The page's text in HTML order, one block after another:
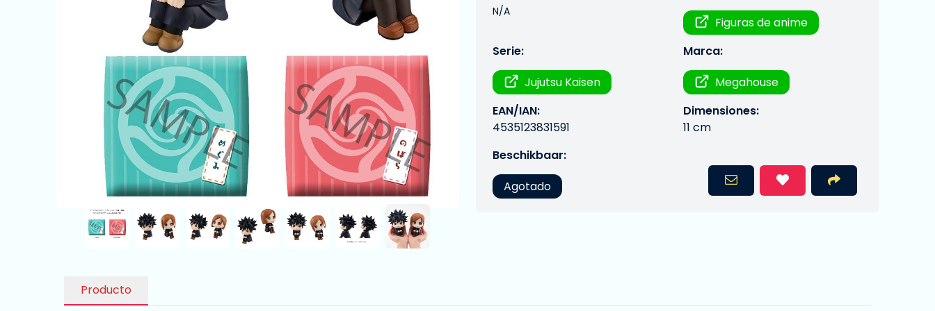
N/A
Figuras de anime
Serie:
Jujutsu Kaisen
Marca:
Megahouse
EAN/IAN:
4535123831591
Dimensiones:
11 cm
Beschikbaar:
Agotado
Producto